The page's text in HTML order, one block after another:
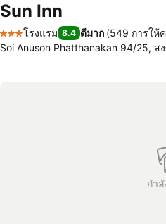
Sun Inn
3 ดาว
โรงแรม 8.4 ดีมาก (549 การให้
Soi Anuson Phatthanakan 94/25,
กำ